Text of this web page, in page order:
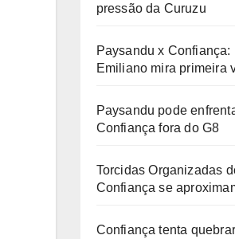
pressão da Curuzu
Paysandu x Confiança:
Emiliano mira primeira
Paysandu pode
Confiança fora do G8
Torcidas Organizadas
Confiança se
Confiança tenta